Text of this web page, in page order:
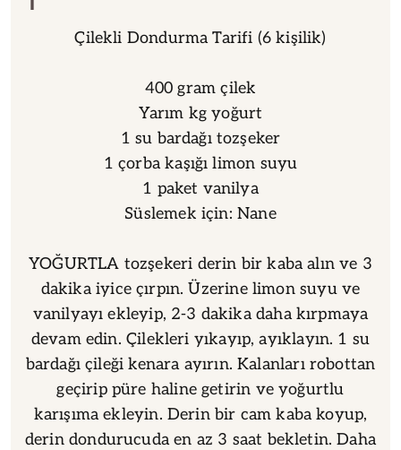
Çilekli Dondurma Tarifi (6 kişilik)
400 gram çilek
Yarım kg yoğurt
1 su bardağı tozşeker
1 çorba kaşığı limon suyu
1 paket vanilya
Süslemek için: Nane
YOĞURTLA tozşekeri derin bir kaba alın ve 3
dakika iyice çırpın. Üzerine limon suyu ve
vanilyayı ekleyip, 2-3 dakika daha kırpmaya
devam edin. Çilekleri yıkayıp, ayıklayın. 1 su
bardağı çileği kenara ayırın. Kalanları robottan
geçirip püre haline getirin ve yoğurtlu
karışıma ekleyin. Derin bir cam kaba koyup,
derin dondurucuda en az 3 saat bekletin. Daha